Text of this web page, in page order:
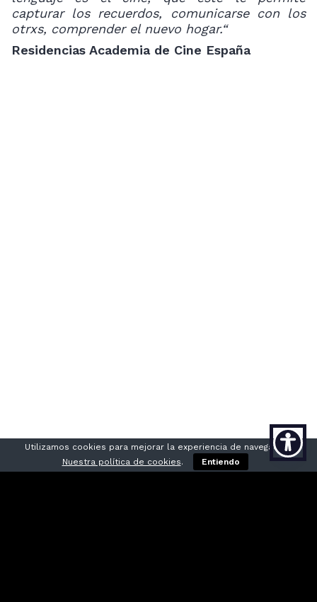
capturar los recuerdos, comunicarse con los
otrxs, comprender el nuevo hogar.“
Residencias Academia de Cine España
Utilizamos cookies para mejorar la experiencia de navegación,
Nuestra política de cookies. Entiendo